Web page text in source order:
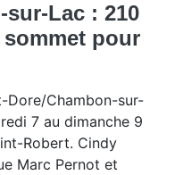
sur-Lac : 210
pour
Dore/Chambon-sur-
7 au dimanche 9
Robert. Cindy
Marc Pernot et